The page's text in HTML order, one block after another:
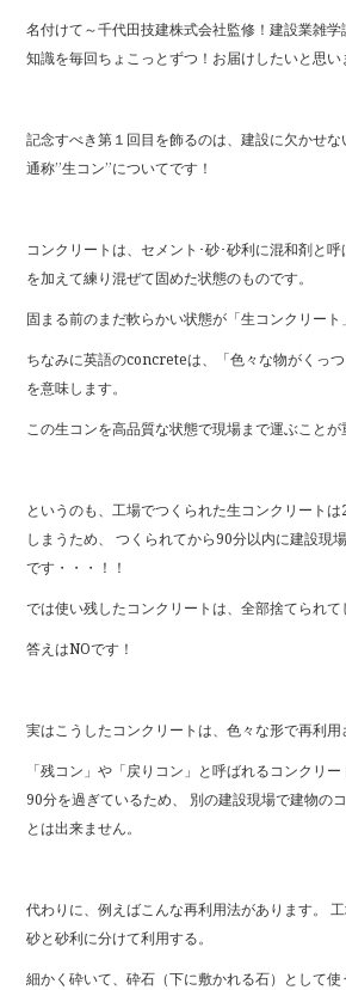
k
名付けて～千代田技建株式会社監修！建設業雑
知識を毎回ちょこっとずつ！お届けしたいと思い
記念すべき第１回目を飾るのは、建設に欠かせな
通称”生コン”についてです！
コンクリートは、セメント･砂･砂利に混和剤と
を加えて練り混ぜて固めた状態のものです。
固まる前のまだ軟らかい状態が「生コンクリート
ちなみに英語のconcreteは、「色々な物がくっつ
を意味します。
この生コンを高品質な状態で現場まで運ぶことが
というのも、工場でつくられた生コンクリート
しまうため、 つくられてから90分以内に建設現
です・・・！！
では使い残したコンクリートは、全部捨てられて
答えはNOです！
実はこうしたコンクリートは、色々な形で再利用
「残コン」や「戻りコン」と呼ばれるコンクリ
90分を過ぎているため、 別の建設現場で建物の
とは出来ません。
代わりに、例えばこんな再利用法があります。 工
砂と砂利に分けて利用する。
細かく砕いて、砕石（下に敷かれる石）として使